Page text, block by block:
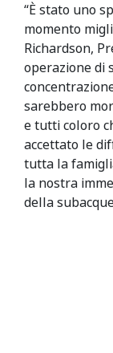
“È stato uno
momento
Richardson,
operazione di
sarebbero
e tutti coloro
accettato le
tutta la
la nostra
della